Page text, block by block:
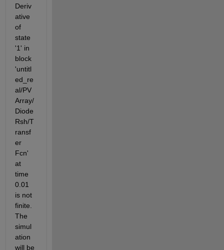
Deriv
ative
of
state
'1' in
block
'untitl
ed_re
al/PV
Array/
Diode
Rsh/T
ransf
er
Fcn'
at
time
0.01
is not
finite.
The
simul
ation
will be